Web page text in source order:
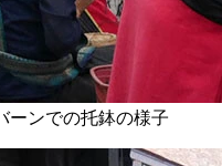
ーンでの托鉢の様子